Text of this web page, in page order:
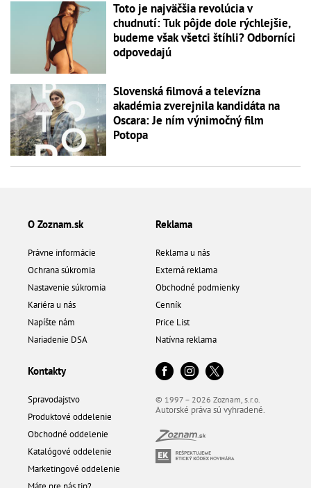
Toto je najväčšia revolúcia v
chudnutí: Tuk pôjde dole rýchlejšie,
budeme však všetci štíhli? Odborníci
odpovedajú
Slovenská filmová a televízna
akadémia zverejnila kandidáta na
Oscara: Je ním výnimočný film
Potopa
O Zoznam.sk
Právne informácie
Ochrana súkromia
Nastavenie súkromia
Kariéra u nás
Napíšte nám
Nariadenie DSA
Reklama
Reklama u nás
Externá reklama
Obchodné podmienky
Cenník
Price List
Natívna reklama
Kontakty
Spravodajstvo
Produktové oddelenie
Obchodné oddelenie
Katalógové oddelenie
Marketingové oddelenie
© 1997 – 2026 Zoznam, s.r.o.
Autorské práva sú vyhradené.